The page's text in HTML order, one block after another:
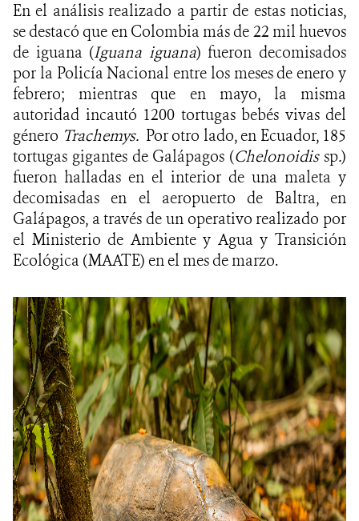
En el análisis realizado a partir de estas noticias,
se destacó que en Colombia más de 22 mil huevos
de iguana (Iguana iguana) fueron decomisados
por la Policía Nacional entre los meses de enero y
febrero; mientras que en mayo, la misma
autoridad incautó 1200 tortugas bebés vivas del
género Trachemys.Por otro lado, en Ecuador, 185
tortugas gigantes de Galápagos (Chelonoidissp.)
fueron halladas en el interior de una maleta y
decomisadas en el aeropuerto de Baltra, en
Galápagos, a través de un operativo realizado por
el Ministerio de Ambiente y Agua y Transición
Ecológica (MAATE) en el mes de marzo.